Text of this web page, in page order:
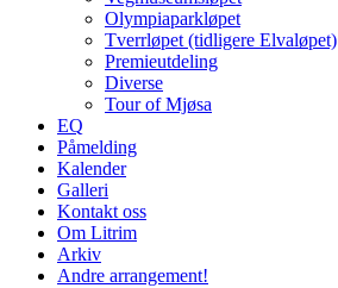
Olympiaparkløpet
Tverrløpet (tidligere Elvaløpet)
Premieutdeling
Diverse
Tour of Mjøsa
EQ
Påmelding
Kalender
Galleri
Kontakt oss
Om Litrim
Arkiv
Andre arrangement!